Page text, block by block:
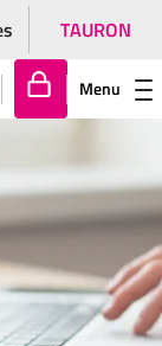
TAURON
lo
gu
j
si
Menu